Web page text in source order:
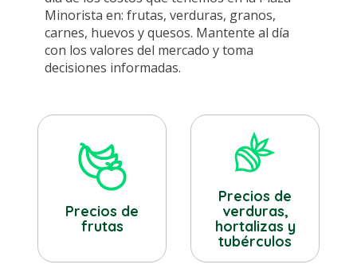
Minorista en: frutas, verduras, granos,
carnes, huevos y quesos. Mantente al día
con los valores del mercado y toma
decisiones informadas.
Precios de
frutas
Precios de
verduras,
hortalizas y
tubérculos